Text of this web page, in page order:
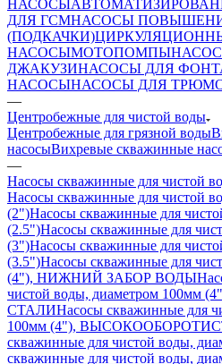
НАСОСЫ
ДЛЯ ГСМНАСОСЫ
(ПОДКАЧКИ)
НАСОСЫМОТОПОМПЫ
ДЖАКУЗИНАСОСЫ ДЛЯ
НАСОСЫНАСОСЫ ДЛЯ
—
Центробежные для чистой воды
Центробежные для грязной воды
насосыВихревые скважинные
—
Насосы скважинные для чистой
Насосы скважинные для чистой
(2")Насосы скважинные для
(2.5")Насосы скважинные для
(3")Насосы скважинные для
(3.5")Насосы скважинные для
(4"), НИЖНИЙ ЗАБОР ВОДЫ
чистой воды, диаметром
СТАЛИНасосы скважинные для
100мм (4"),
скважинные для чистой воды,
скважинные для чистой воды,